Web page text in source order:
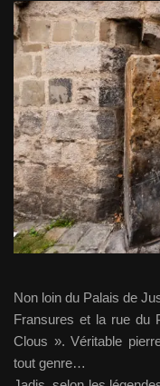
Non loin du Palais de
Fransures et la rue du
Clous ». Véritable
tout genre…